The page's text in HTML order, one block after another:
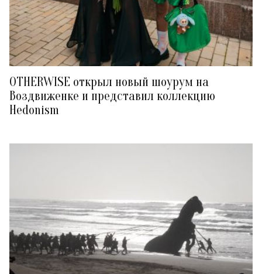
OTHERWISE открыл новый шоурум на
Воздвиженке и представил коллекцию
Hedonism